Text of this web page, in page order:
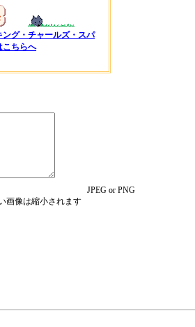
ング・チャールズ・スパ
こちらへ
JPEG or PNG
画像は縮小されます